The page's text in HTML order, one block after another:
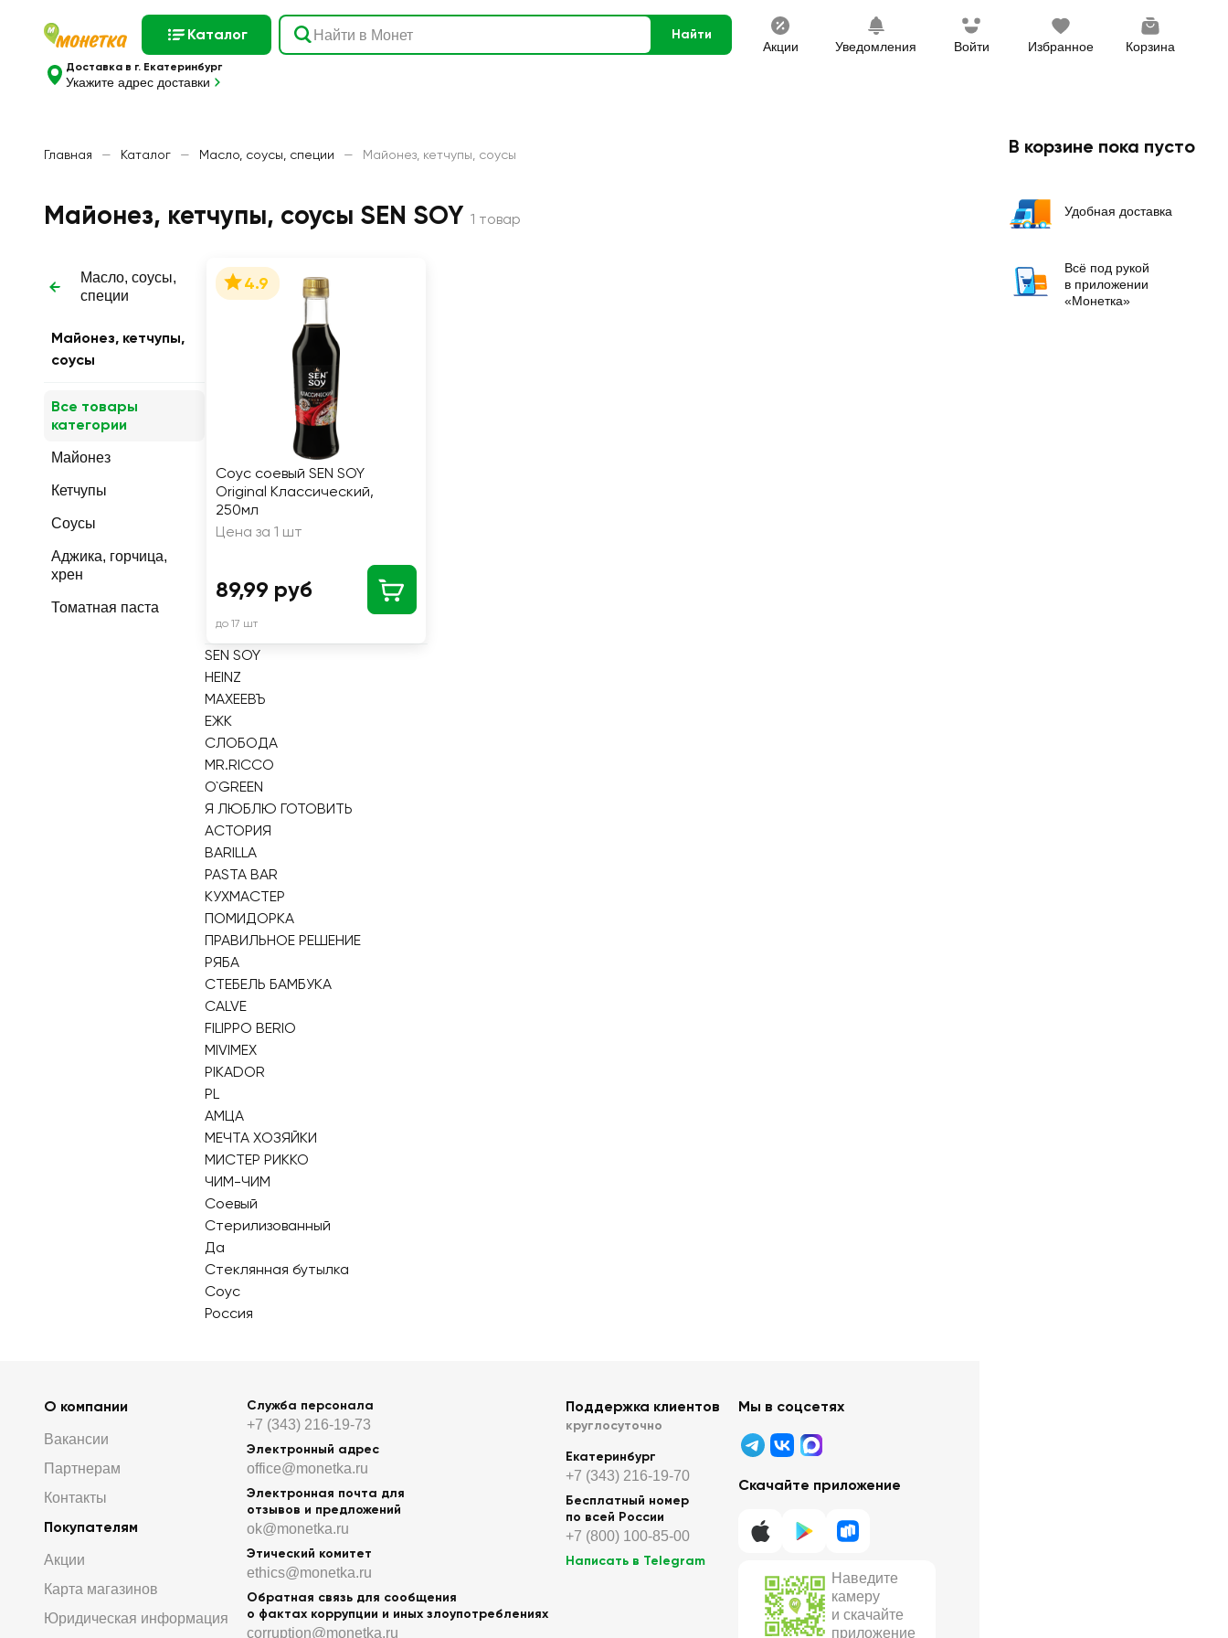
Каталог Найти
Акции Уведомления Войти Избранное Корзина
Доставка в г. Екатеринбург
Укажите адрес доставки
Главная — Каталог — Масло, соусы, специи — Майонез, кетчупы, соусы
Майонез, кетчупы, соусы SEN SOY 1 товар
Масло, соусы,
специи
Майонез, кетчупы,
соусы
Все товары
категории
Майонез
Кетчупы
Соусы
Аджика, горчица,
хрен
Томатная паста
4.9
Соус соевый SEN SOY
Original Классический,
250мл
Цена за 1 шт
89,99 руб
до 17 шт
SEN SOY
HEINZ
МАХЕЕВЪ
ЕЖК
СЛОБОДА
MR.RICCO
O`GREEN
Я ЛЮБЛЮ ГОТОВИТЬ
АСТОРИЯ
BARILLA
PASTA BAR
КУХМАСТЕР
ПОМИДОРКА
ПРАВИЛЬНОЕ РЕШЕНИЕ
РЯБА
СТЕБЕЛЬ БАМБУКА
CALVE
FILIPPO BERIO
MIVIMEX
PIKADOR
PL
АМЦА
МЕЧТА ХОЗЯЙКИ
МИСТЕР РИККО
ЧИМ-ЧИМ
Соевый
Стерилизованный
Да
Стеклянная бутылка
Соус
Россия
О компании
Вакансии
Партнерам
Контакты
Покупателям
Акции
Карта магазинов
Юридическая информация
Служба персонала
+7 (343) 216-19-73
Электронный адрес
office@monetka.ru
Электронная почта для
отзывов и предложений
ok@monetka.ru
Этический комитет
ethics@monetka.ru
Обратная связь для сообщения
о фактах коррупции и иных злоупотреблениях
corruption@monetka.ru
Поддержка клиентов
круглосуточно
Екатеринбург
+7 (343) 216-19-70
Бесплатный номер
по всей России
+7 (800) 100-85-00
Написать в Telegram
Мы в соцсетях
Скачайте приложение
Наведите
камеру
и скачайте
приложение
В корзине пока пусто
Удобная доставка
Всё под рукой
в приложении
«Монетка»